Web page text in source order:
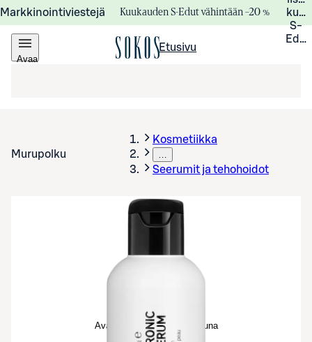
Markkinointiviestejä Kuukauden S-Edut vähintään –20 %
S-
Avaa
Etusivu
Murupolku
Kosmetiikka
…
Seerumit ja tehohoidot
Avaa tuotekuva suurennettuna